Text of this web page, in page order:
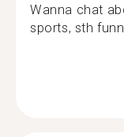
Wanna chat
sports, sth